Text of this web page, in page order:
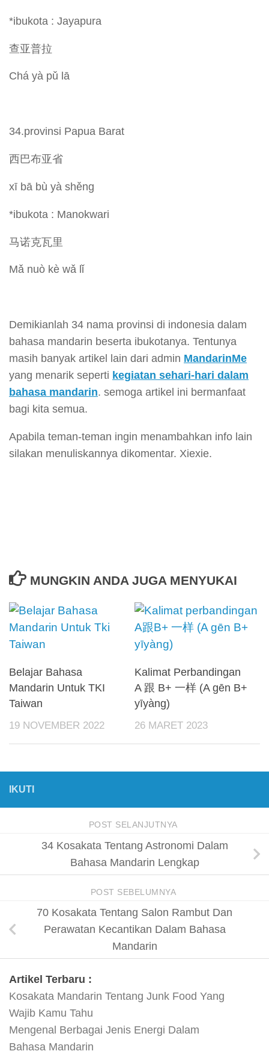
*ibukota : Jayapura
查亚普拉
Chá yà pǔ lā
34.provinsi Papua Barat
西巴布亚省
xī bā bù yà shěng
*ibukota : Manokwari
马诺克瓦里
Mǎ nuò kè wǎ lǐ
Demikianlah 34 nama provinsi di indonesia dalam
bahasa mandarin beserta ibukotanya. Tentunya
masih banyak artikel lain dari admin MandarinMe
yang menarik seperti kegiatan sehari-hari dalam
bahasa mandarin. semoga artikel ini bermanfaat
bagi kita semua.
Apabila teman-teman ingin menambahkan info lain
silakan menuliskannya dikomentar. Xiexie.
MUNGKIN ANDA JUGA MENYUKAI
Belajar Bahasa
Mandarin Untuk TKI
Taiwan
19 NOVEMBER 2022
Kalimat Perbandingan
A 跟 B+ 一样 (A gēn B+
yīyàng)
26 MARET 2023
IKUTI
POST SELANJUTNYA
34 Kosakata Tentang Astronomi Dalam
Bahasa Mandarin Lengkap
POST SEBELUMNYA
70 Kosakata Tentang Salon Rambut Dan
Perawatan Kecantikan Dalam Bahasa
Mandarin
Artikel Terbaru :
Kosakata Mandarin Tentang Junk Food Yang
Wajib Kamu Tahu
Mengenal Berbagai Jenis Energi Dalam
Bahasa Mandarin